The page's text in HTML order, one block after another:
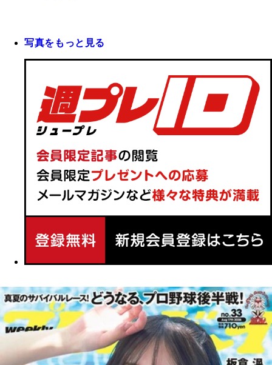
写真をもっと見る